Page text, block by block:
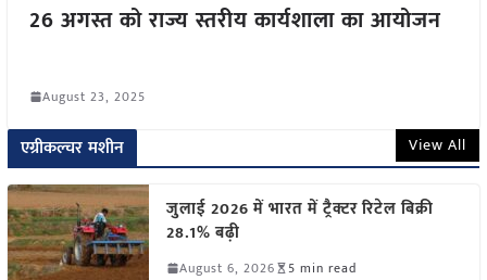
26 अगस्त को राज्य स्तरीय कार्यशाला का आयोजन
August 23, 2025
एग्रीकल्चर मशीन View All
जुलाई 2026 में भारत में ट्रैक्टर रिटेल बिक्री
28.1% बढ़ी
August 6, 2026 5 min read